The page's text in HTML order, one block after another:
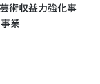
術収益力強化事
事業